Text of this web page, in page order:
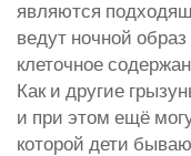
являются
ведут ночной
клеточное
Как и другие
и при этом ещё
которой дети